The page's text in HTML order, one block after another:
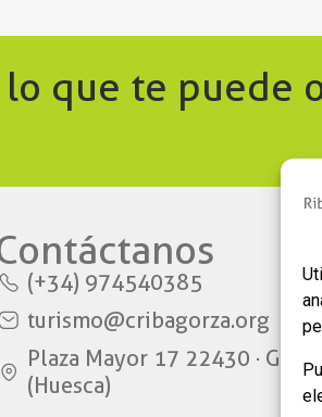
lo que te puede
(+34) 974540385
turismo@cribagorza.org
Plaza Mayor 17 22430 · Graus
(Huesca)